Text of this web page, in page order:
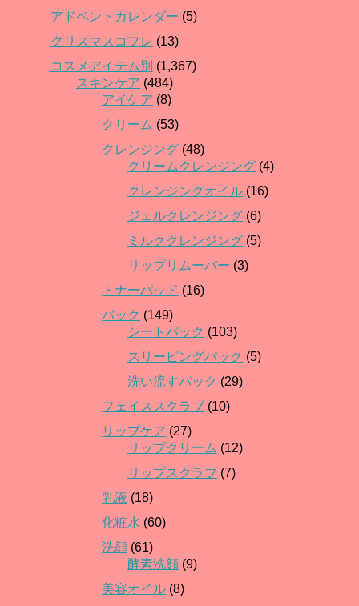
アドベントカレンダー (5)
クリスマスコフレ (13)
コスメアイテム別 (1,367)
スキンケア (484)
アイケア (8)
クリーム (53)
クレンジング (48)
クリームクレンジング (4)
クレンジングオイル (16)
ジェルクレンジング (6)
ミルククレンジング (5)
リップリムーバー (3)
トナーパッド (16)
パック (149)
シートパック (103)
スリーピングパック (5)
洗い流すパック (29)
フェイススクラブ (10)
リップケア (27)
リップクリーム (12)
リップスクラブ (7)
乳液 (18)
化粧水 (60)
洗顔 (61)
酵素洗顔 (9)
美容オイル (8)